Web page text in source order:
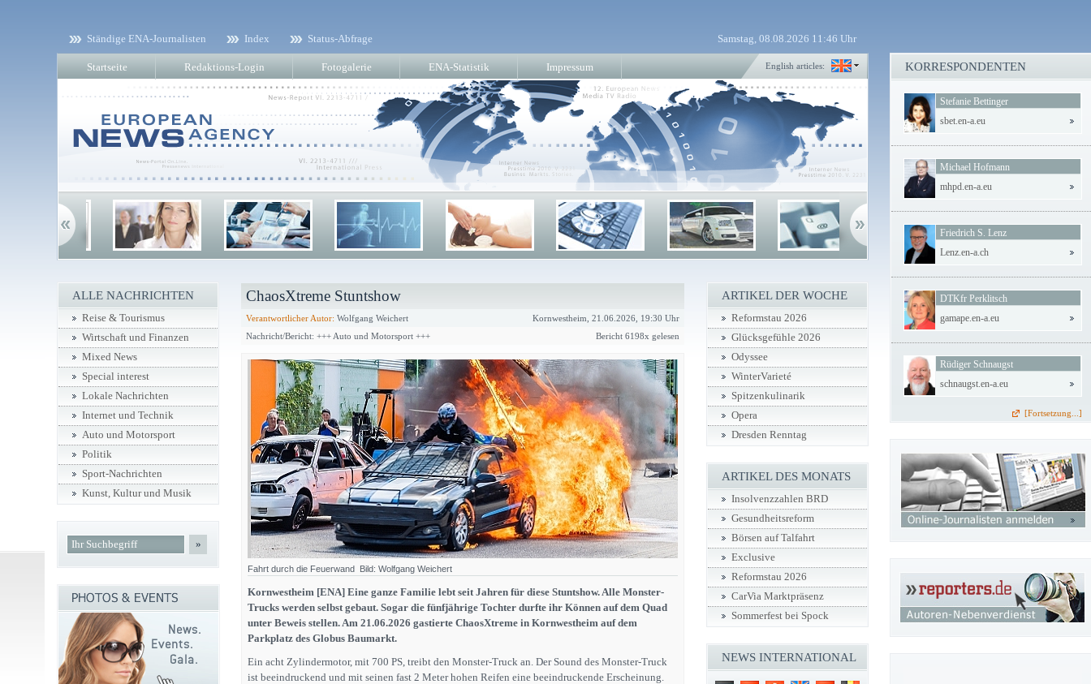
Ständige ENA-Journalisten Index Status-Abfrage Samstag, 08.08.2026 11:46 Uhr
Startseite Redaktions-Login Fotogalerie ENA-Statistik Impressum English articles:
ChaosXtreme Stuntshow
Verantwortlicher Autor: Wolfgang Weichert
Kornwestheim, 21.06.2026, 19:30 Uhr
Nachricht/Bericht: +++ Auto und Motorsport +++
Bericht 6198x gelesen
Fahrt durch die Feuerwand Bild: Wolfgang Weichert
Kornwestheim [ENA] Eine ganze Familie lebt seit Jahren für diese Stuntshow. Alle Monster-
Trucks werden selbst gebaut. Sogar die fünfjährige Tochter durfte ihr Können auf dem Quad
unter Beweis stellen. Am 21.06.2026 gastierte ChaosXtreme in Kornwestheim auf dem
Parkplatz des Globus Baumarkt.
Ein acht Zylindermotor, mit 700 PS, treibt den Monster-Truck an. Der Sound des Monster-Truck
ist beeindruckend und mit seinen fast 2 Meter hohen Reifen eine beeindruckende Erscheinung.
ALLE NACHRICHTEN
Reise & Tourismus
Wirtschaft und Finanzen
Mixed News
Special interest
Lokale Nachrichten
Internet und Technik
Auto und Motorsport
Politik
Sport-Nachrichten
Kunst, Kultur und Musik
»
ARTIKEL DER WOCHE
Reformstau 2026
Glücksgefühle 2026
Odyssee
WinterVarieté
Spitzenkulinarik
Opera
Dresden Renntag
ARTIKEL DES MONATS
Insolvenzzahlen BRD
Gesundheitsreform
Börsen auf Talfahrt
Exclusive
Reformstau 2026
CarVia Marktpräsenz
Sommerfest bei Spock
NEWS INTERNATIONAL
KORRESPONDENTEN
Stefanie Bettinger
sbet.en-a.eu
Michael Hofmann
mhpd.en-a.eu
Friedrich S. Lenz
Lenz.en-a.ch
DTKfr Perklitsch
gamape.en-a.eu
Rüdiger Schnaugst
schnaugst.en-a.eu
[Fortsetzung...]